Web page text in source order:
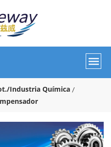
Industria Química